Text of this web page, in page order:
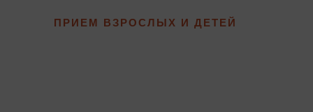
ПРИЕМ ВЗРОСЛЫХ И ДЕТЕЙ